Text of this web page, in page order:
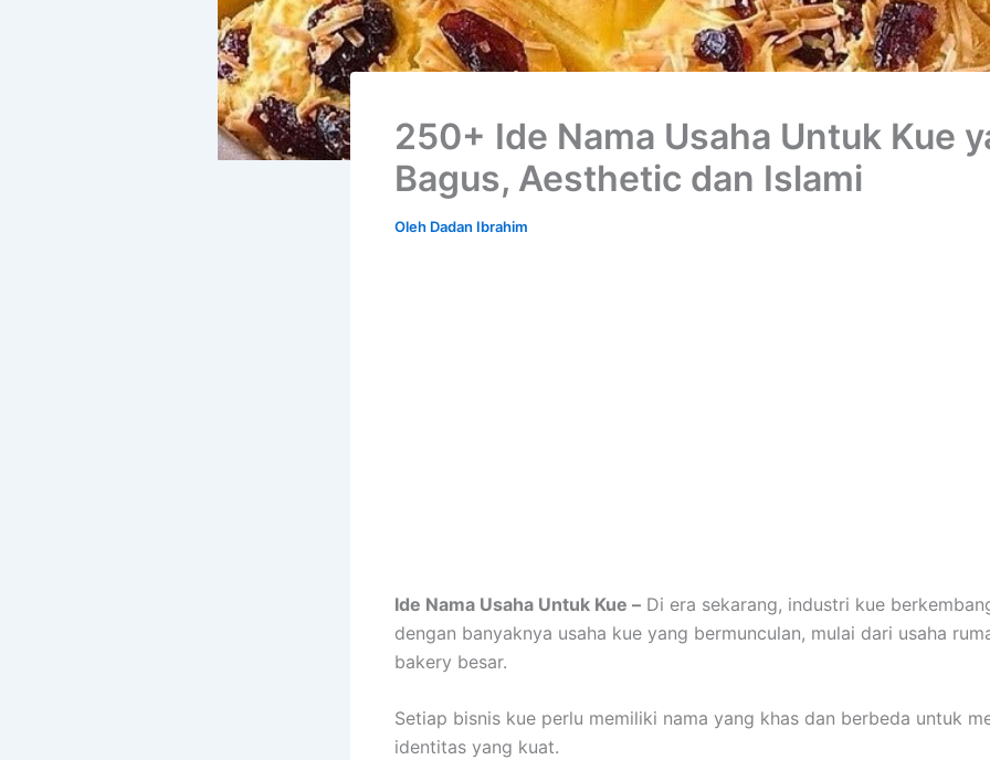
250+ Ide Nama Usaha Untuk Kue
Bagus, Aesthetic dan Islami
Oleh Dadan Ibrahim
Ide Nama Usaha Untuk Kue – Di era sekarang, industri kue
dengan banyaknya usaha kue yang bermunculan, mulai dari usaha
bakery besar.
Setiap bisnis kue perlu memiliki nama yang khas dan berbeda untuk
identitas yang kuat.